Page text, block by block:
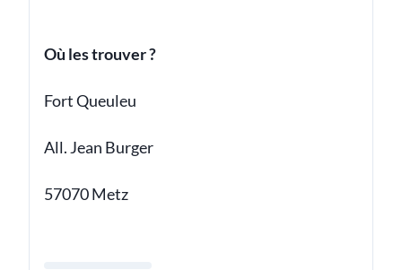
Où les trouver ?
Fort Queuleu
All. Jean Burger
57070 Metz